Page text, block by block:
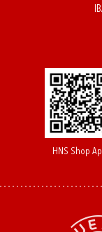
HNS Shop